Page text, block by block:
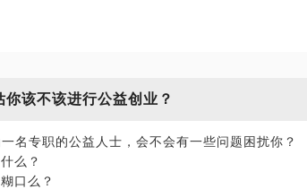
时有很多人包围，甚至志愿者过剩，逐渐都放弃
为你提供以下帮助： 政府、企业、社会组织的之
么样的能力； 在国际组织、民间组织以及基金会
你该不该进行公益创业？
名专职的公益人士，会不会有一些问题困扰你？
么？
口么？